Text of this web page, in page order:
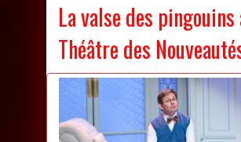
La valse des pingouins
Théâtre des